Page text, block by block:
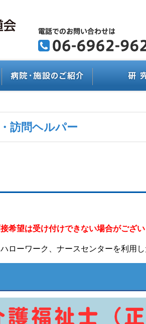
訪問ヘルパー
希望は受け付けできない場合がござい
ローワーク、ナースセンターを利用